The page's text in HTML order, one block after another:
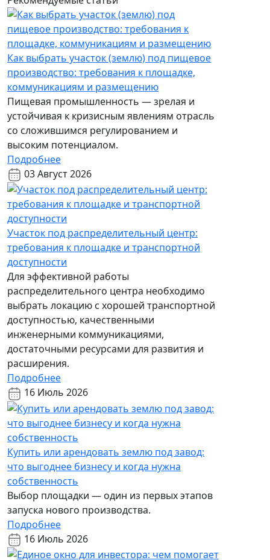
Как выбрать участок (землю) под пищевое
производство: требования к площадке,
коммуникациям и размещению
Пищевая промышленность — зрелая и
устойчивая к кризисным явлениям отрасль
со сложившимся регулированием и
высоким потенциалом.
Подробнее
03 Август 2026
Участок под распределительный центр:
требования к площадке и транспортной
доступности
Для эффективной работы
распределительного центра необходимо
выбрать локацию с хорошей транспортной
доступностью, качественными
инженерными коммуникациями,
достаточными ресурсами для развития и
расширения.
Подробнее
16 Июль 2026
Купить или арендовать землю под завод:
что выгоднее бизнесу и когда нужна
собственность
Выбор площадки — один из первых этапов
запуска нового производства.
Подробнее
16 Июль 2026